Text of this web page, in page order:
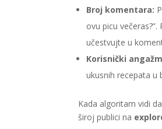
Broj komentara:
ovu picu
učestvujte u
Korisnički
ukusnih recepata u
Kada algoritam vidi
široj publici na